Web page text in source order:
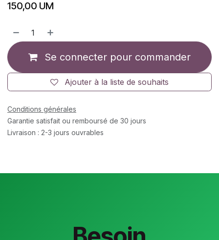
150,00 UM
Se connecter pour commander
Ajouter à la liste de souhaits
Conditions générales
Garantie satisfait ou remboursé de 30 jours
Livraison : 2-3 jours ouvrables